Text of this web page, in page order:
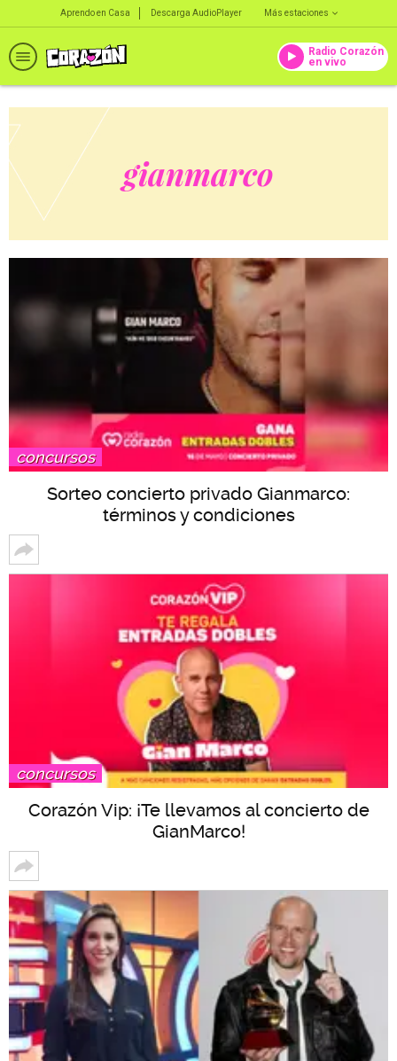
Aprendo en Casa Descarga AudioPlayer Más estaciones
Radio Corazón
en vivo
gianmarco
concursos
Sorteo concierto privado Gianmarco:
términos y condiciones
concursos
Corazón Vip: ¡Te llevamos al concierto de
GianMarco!